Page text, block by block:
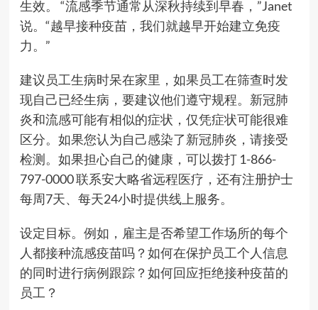
生效。 “流感季节通常从深秋持续到早春，”Janet
说。“越早接种疫苗，我们就越早开始建立免疫
力。”
建议员工生病时呆在家里，如果员工在筛查时发
现自己已经生病，要建议他们遵守规程。新冠肺
炎和流感可能有相似的症状，仅凭症状可能很难
区分。如果您认为自己感染了新冠肺炎，请接受
检测。如果担心自己的健康，可以拨打 1-866-
797-0000 联系安大略省远程医疗，还有注册护士
每周7天、每天24小时提供线上服务。
设定目标。例如，雇主是否希望工作场所的每个
人都接种流感疫苗吗？如何在保护员工个人信息
的同时进行病例跟踪？如何回应拒绝接种疫苗的
员工？